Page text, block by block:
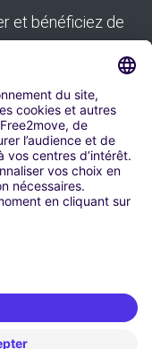
et bénéficiez de
: